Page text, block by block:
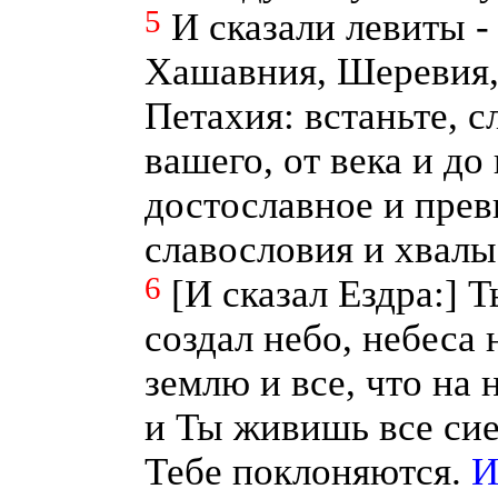
5 И сказали левиты
Хашавния,
Петахия: встаньте,
вашего, от века и до
достославное и
славословия и
6 [И сказал Ездра:]
создал небо, небеса
землю и все, что на
и Ты живишь все
Тебе поклоняются.